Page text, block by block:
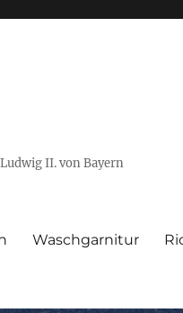
II. von Bayern
Waschgarnitur